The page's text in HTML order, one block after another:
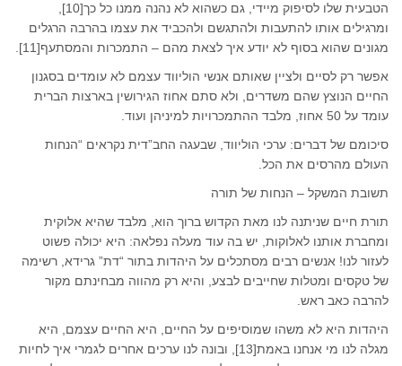
הטבעית שלו לסיפוק מיידי, גם כשהוא לא נהנה ממנו כל כך[10],
ומרגילים אותו להתעבות ולהתגשם ולהכביד את עצמו בהרבה הרגלים
מגונים שהוא בסוף לא יודע איך לצאת מהם – התמכרות והמסתעף[11].
אפשר רק לסיים ולציין שאותם אנשי הוליווד עצמם לא עומדים בסגנון
החיים הנוצץ שהם משדרים, ולא סתם אחוז הגירושין בארצות הברית
עומד על 50 אחוז, מלבד ההתמכרויות למיניהן ועוד.
סיכומם של דברים: ערכי הוליווד, שבעגה החב”דית נקראים “הנחות
העולם מהרסים את הכל.
תשובת המשקל – הנחות של תורה
תורת חיים שניתנה לנו מאת הקדוש ברוך הוא, מלבד שהיא אלוקית
ומחברת אותנו לאלוקות, יש בה עוד מעלה נפלאה: היא יכולה פשוט
לעזור לנו! אנשים רבים מסתכלים על היהדות בתור “דת” גרידא, רשימה
של טקסים ומטלות שחייבים לבצע, והיא רק מהווה מבחינתם מקור
להרבה כאב ראש.
היהדות היא לא משהו שמוסיפים על החיים, היא החיים עצמם, היא
מגלה לנו מי אנחנו באמת[13], ובונה לנו ערכים אחרים לגמרי איך לחיות